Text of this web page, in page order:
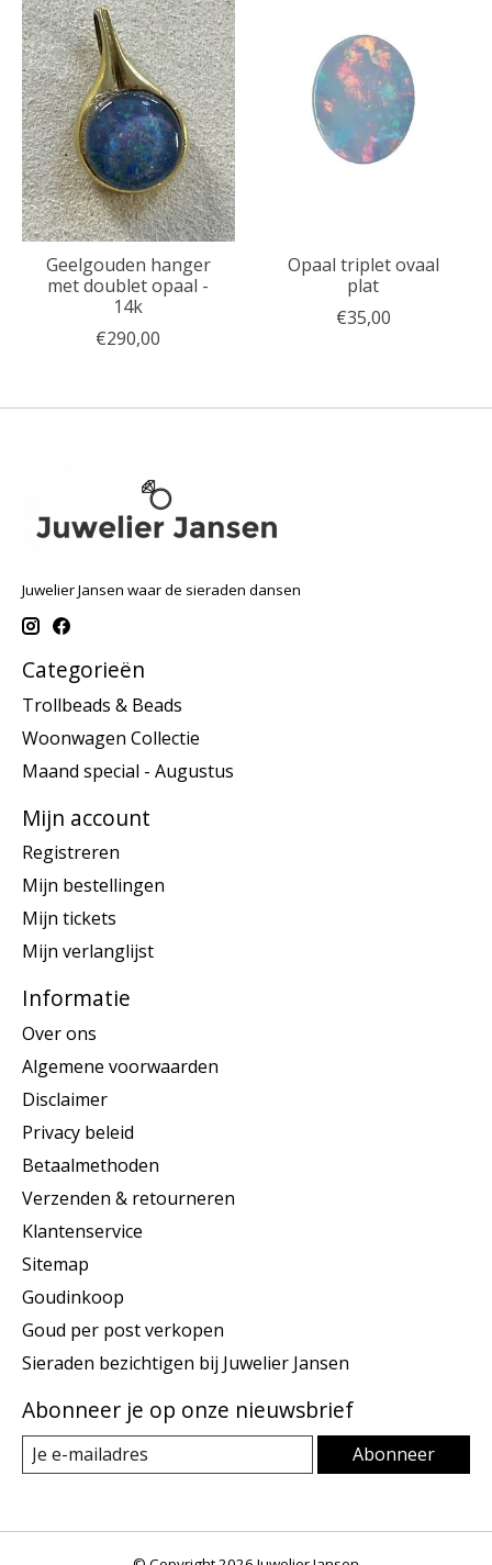
Geelgouden hanger
met doublet opaal -
14k
€290,00
Opaal triplet ovaal
plat
€35,00
Juwelier Jansen waar de sieraden dansen
Categorieën
Trollbeads & Beads
Woonwagen Collectie
Maand special - Augustus
Mijn account
Registreren
Mijn bestellingen
Mijn tickets
Mijn verlanglijst
Informatie
Over ons
Algemene voorwaarden
Disclaimer
Privacy beleid
Betaalmethoden
Verzenden & retourneren
Klantenservice
Sitemap
Goudinkoop
Goud per post verkopen
Sieraden bezichtigen bij Juwelier Jansen
Abonneer je op onze nieuwsbrief
Abonneer